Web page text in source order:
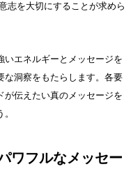
志を大切にすることが求めら
いエネルギーとメッセージを
な洞察をもたらします。各要
が伝えたい真のメッセージを
ワフルなメッセー